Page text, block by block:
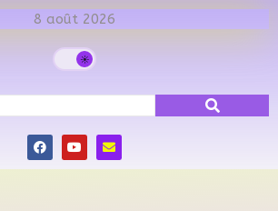
8 août 2026